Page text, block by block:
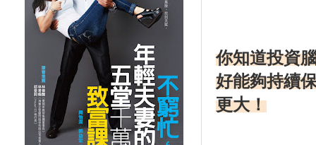
你知道投資
好能夠持續
更大！